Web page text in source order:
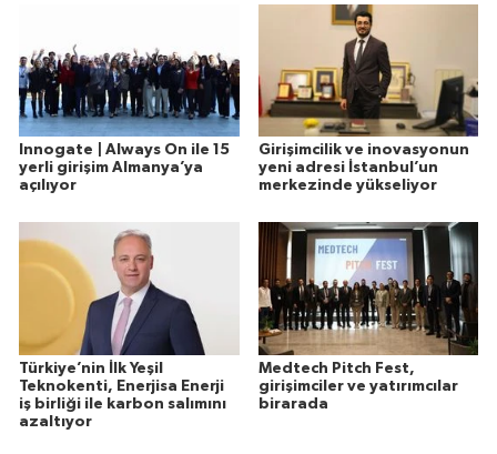
Innogate | Always On ile 15
yerli girişim Almanya’ya
açılıyor
Girişimcilik ve inovasyonun
yeni adresi İstanbul’un
merkezinde yükseliyor
Türkiye’nin İlk Yeşil
Teknokenti, Enerjisa Enerji
iş birliği ile karbon salımını
azaltıyor
Medtech Pitch Fest,
girişimciler ve yatırımcılar
birarada